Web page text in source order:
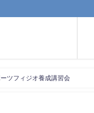
ツフィジオ養成講習会